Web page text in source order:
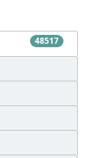
48517